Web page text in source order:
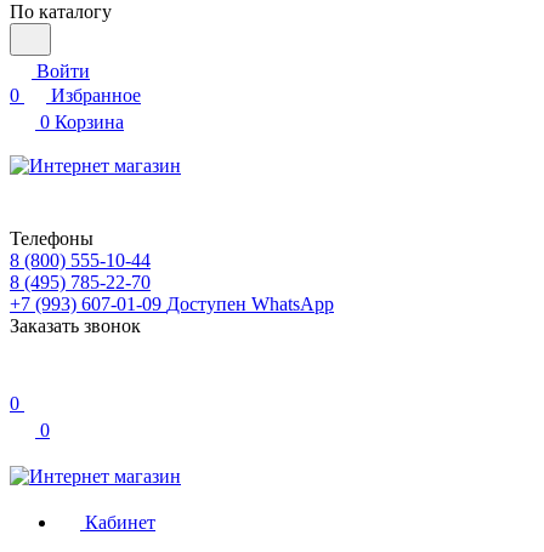
По каталогу
Войти
0
Избранное
0 Корзина
Телефоны
8 (800) 555-10-44
8 (495) 785-22-70
+7 (993) 607-01-09 Доступен WhatsApp
Заказать звонок
0
0
Кабинет